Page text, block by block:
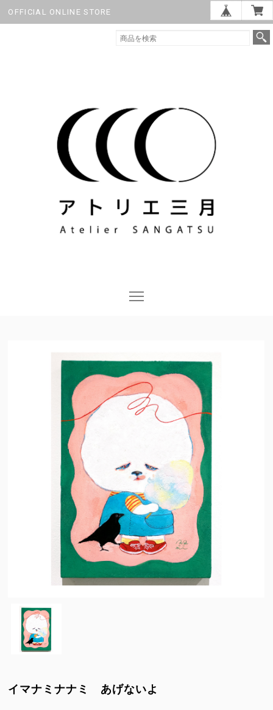
OFFICIAL ONLINE STORE
イマナミナナミ あげないよ